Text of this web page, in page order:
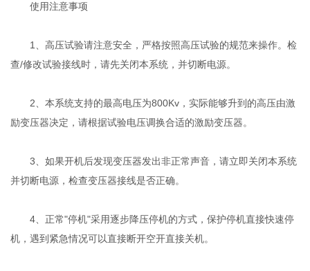
使用注意事项
1、高压试验请注意安全，严格按照高压试验的规范来操作。检
查/修改试验接线时，请先关闭本系统，并切断电源。
2、本系统支持的最高电压为800Kv，实际能够升到的高压由激
励变压器决定，请根据试验电压调换合适的激励变压器。
3、如果开机后发现变压器发出非正常声音，请立即关闭本系统
并切断电源，检查变压器接线是否正确。
4、正常"停机"采用逐步降压停机的方式，保护停机直接快速停
机，遇到紧急情况可以直接断开空开直接关机。